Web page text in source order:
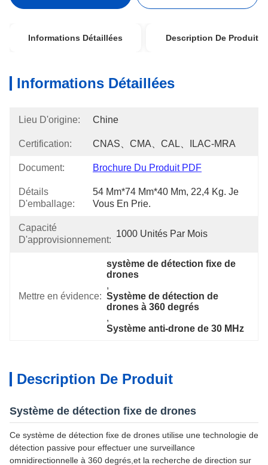
Informations Détaillées Description De Produit
Informations Détaillées
Lieu D'origine: Chine
Certification: CNAS、CMA、CAL、ILAC-MRA
Document: Brochure Du Produit PDF
Détails
D'emballage:
54 Mm*74 Mm*40 Mm, 22,4 Kg. Je
Vous En Prie.
Capacité
D'approvisionnement:
1000 Unités Par Mois
Mettre en évidence:
système de détection fixe de
drones
,
Système de détection de
drones à 360 degrés
,
Système anti-drone de 30 MHz
Description De Produit
Système de détection fixe de drones
Ce système de détection fixe de drones utilise une technologie de
détection passive pour effectuer une surveillance
omnidirectionnelle à 360 degrés,et la recherche de direction sur